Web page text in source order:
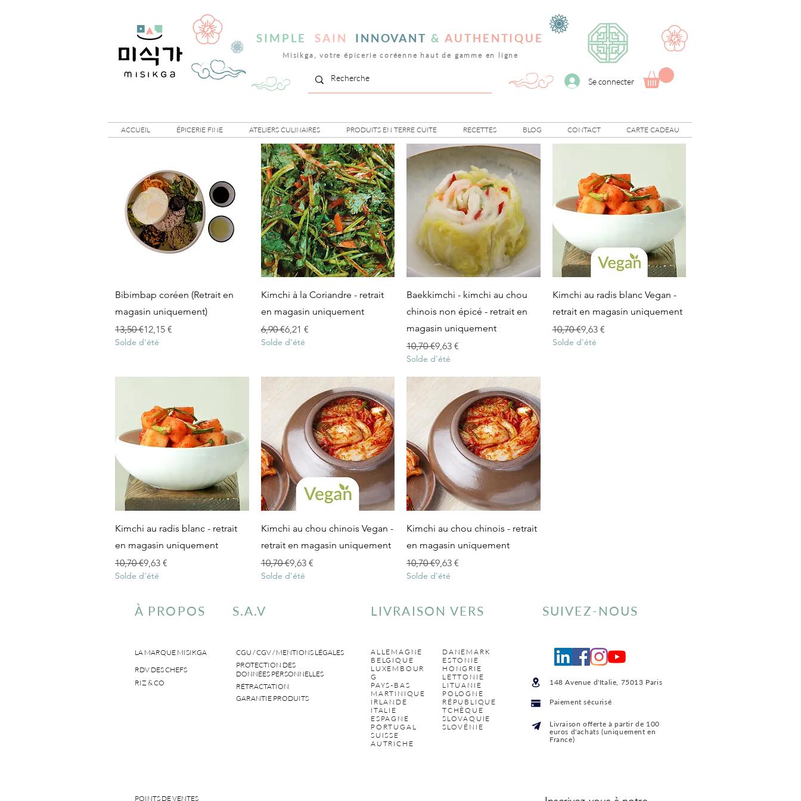
SIMPLE SAIN INNOVANT & AUTHENTIQUE
Misikga, votre épicerie coréenne haut de gamme en ligne
Se connecter
ACCUEIL ÉPICERIE FINE ATELIERS CULINAIRES PRODUITS EN TERRE CUITE RECETTES BLOG CONTACT CARTE CADEAU
Aperçu rapide
Bibimbap coréen (Retrait en
magasin uniquement)
Prix original
13,50 €
Prix promotionnel
12,15 €
Solde d'été
Aperçu rapide
Kimchi à la Coriandre - retrait
en magasin uniquement
Prix original
6,90 €
Prix promotionnel
6,21 €
Solde d'été
Aperçu rapide
Baekkimchi - kimchi au chou
chinois non épicé - retrait en
magasin uniquement
Prix original
10,70 €
Prix promotionnel
9,63 €
Solde d'été
Aperçu rapide
Kimchi au radis blanc Vegan -
retrait en magasin uniquement
Prix original
10,70 €
Prix promotionnel
9,63 €
Solde d'été
Aperçu rapide
Kimchi au radis blanc - retrait
en magasin uniquement
Prix original
10,70 €
Prix promotionnel
9,63 €
Solde d'été
Aperçu rapide
Kimchi au chou chinois Vegan -
retrait en magasin uniquement
Prix original
10,70 €
Prix promotionnel
9,63 €
Solde d'été
Aperçu rapide
Kimchi au chou chinois - retrait
en magasin uniquement
Prix original
10,70 €
Prix promotionnel
9,63 €
Solde d'été
À PROPOS S.A.V
LA MARQUE MISIKGA
RDV DES CHEFS
RIZ & CO
CGU / CGV / MENTIONS LÉGALES
PROTECTION DES
DONNÉES PERSONNELLES
RÉTRACTATION
GARANTIE PRODUITS
LIVRAISON VERS
ALLEMAGNE
BELGIQUE
LUXEMBOUR
G
PAYS-BAS
MARTINIQUE
IRLANDE
ITALIE
ESPAGNE
PORTUGAL
SUISSE
AUTRICHE
DANEMARK
ESTONIE
HONGRIE
LETTONIE
LITUANIE
POLOGNE
RÉPUBLIQUE
TCHÈQUE
SLOVAQUIE
SLOVÉNIE
SUIVEZ-NOUS
148 Avenue d'Italie, 75013 Paris
Paiement sécurisé
Livraison offerte à partir de 100
euros d'achats (uniquement en
France)
POINTS DE VENTES